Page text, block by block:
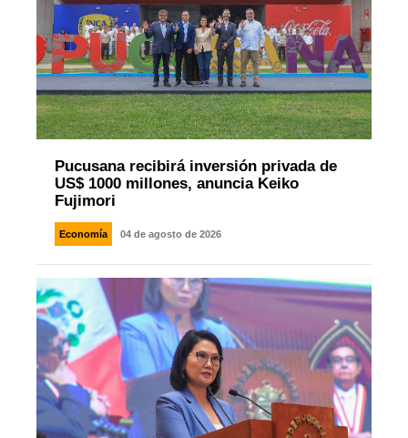
Pucusana recibirá inversión privada de
US$ 1000 millones, anuncia Keiko
Fujimori
Economía 04 de agosto de 2026